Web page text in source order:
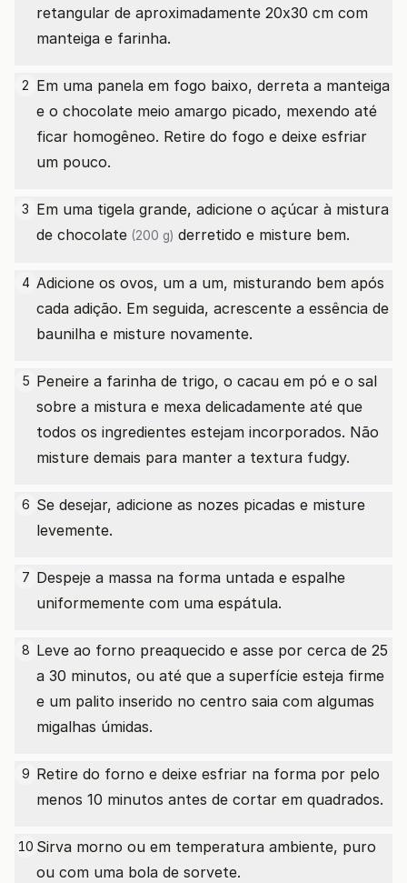
retangular de aproximadamente 20x30 cm com
manteiga e farinha.
2 Em uma panela em fogo baixo, derreta a manteiga
e o chocolate meio amargo picado, mexendo até
ficar homogêneo. Retire do fogo e deixe esfriar
um pouco.
3 Em uma tigela grande, adicione o açúcar à mistura
de chocolate (200 g) derretido e misture bem.
4 Adicione os ovos, um a um, misturando bem após
cada adição. Em seguida, acrescente a essência de
baunilha e misture novamente.
5 Peneire a farinha de trigo, o cacau em pó e o sal
sobre a mistura e mexa delicadamente até que
todos os ingredientes estejam incorporados. Não
misture demais para manter a textura fudgy.
6 Se desejar, adicione as nozes picadas e misture
levemente.
7 Despeje a massa na forma untada e espalhe
uniformemente com uma espátula.
8 Leve ao forno preaquecido e asse por cerca de 25
a 30 minutos, ou até que a superfície esteja firme
e um palito inserido no centro saia com algumas
migalhas úmidas.
9 Retire do forno e deixe esfriar na forma por pelo
menos 10 minutos antes de cortar em quadrados.
10 Sirva morno ou em temperatura ambiente, puro
ou com uma bola de sorvete.